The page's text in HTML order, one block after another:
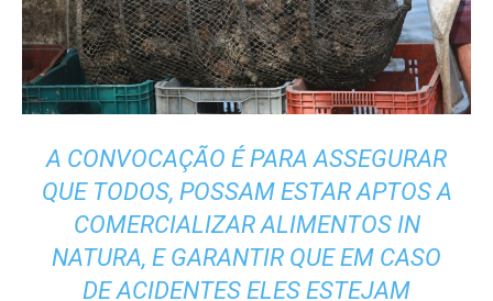
A CONVOCAÇÃO É PARA ASSEGURAR
QUE TODOS, POSSAM ESTAR APTOS A
COMERCIALIZAR ALIMENTOS IN
NATURA, E GARANTIR QUE EM CASO
DE ACIDENTES ELES ESTEJAM